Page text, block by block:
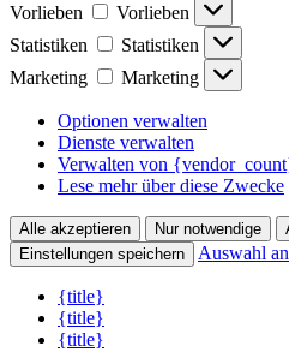
Vorlieben
Vorlieben
Statistiken
Statistiken
Marketing
Marketing
Optionen verwalten
Dienste verwalten
Verwalten von
Lese mehr über diese Zwecke
Alle akzeptieren Nur notwendige
Einstellungen speichern
Auswahl
{title}
{title}
{title}